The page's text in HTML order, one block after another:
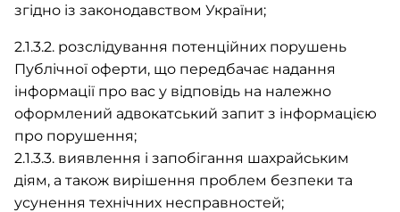
згідно із законодавством України;
2.1.3.2. розслідування потенційних порушень
Публічної оферти, що передбачає надання
інформації про вас у відповідь на належно
оформлений адвокатський запит з інформацією
про порушення;
2.1.3.3. виявлення і запобігання шахрайським
діям, а також вирішення проблем безпеки та
усунення технічних несправностей;